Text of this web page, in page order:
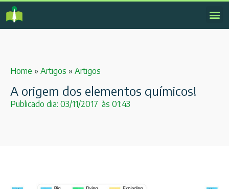
Home » Artigos » Artigos
A origem dos elementos químicos!
Publicado dia: 03/11/2017 às 01:43